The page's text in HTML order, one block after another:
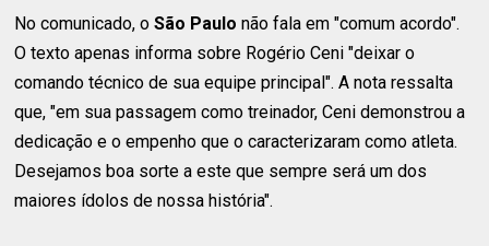
No comunicado, oSão Paulo não fala em "comum acordo".
O texto apenas informa sobre Rogério Ceni "deixar o
comando técnico de sua equipe principal". A nota ressalta
que, "em sua passagem como treinador, Ceni demonstrou a
dedicação e o empenho que o caracterizaram como atleta.
Desejamos boa sorte a este que sempre será um dos
maiores ídolos de nossa história".